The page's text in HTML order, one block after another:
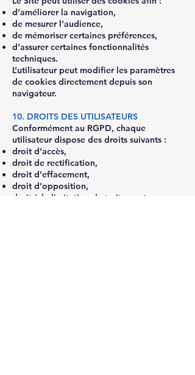
d’améliorer la navigation,
de mesurer l’audience,
de mémoriser certaines préférences,
d’assurer certaines fonctionnalités
techniques.
L’utilisateur peut modifier les paramètres
de cookies directement depuis son
navigateur.
10. DROITS DES UTILISATEURS
Conformément au RGPD, chaque
utilisateur dispose des droits suivants :
droit d’accès,
droit de rectification,
droit d’effacement,
droit d’opposition,
droit à la limitation du traitement,